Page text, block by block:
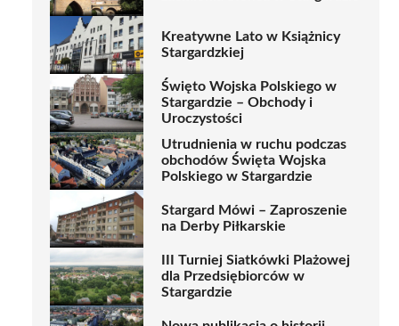
Kreatywne Lato w Książnicy
Stargardzkiej
Święto Wojska Polskiego w
Stargardzie – Obchody i
Uroczystości
Utrudnienia w ruchu podczas
obchodów Święta Wojska
Polskiego w Stargardzie
Stargard Mówi – Zaproszenie
na Derby Piłkarskie
III Turniej Siatkówki Plażowej
dla Przedsiębiorców w
Stargardzie